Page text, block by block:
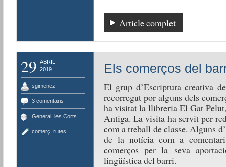
Article complet
29 ABRIL
2019
sgimenez
3 comentaris
General, les Corts
comerç rutes
Els comerços del
El grup d’Escriptura creativa
recorregut por alguns dels
ha visitat la llibreria El Gat
Antiga. La visita ha servit per
com a treball de classe. Alguns
de la notícia com a
comerços per la seva
lingüística del barri.